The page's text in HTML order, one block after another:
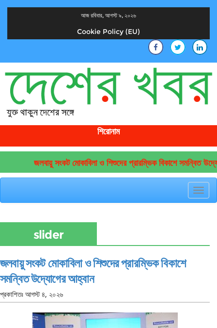
আজ রবিবার, আগস্ট ৯, ২০২৬
Cookie Policy (EU)
শিরোনাম
জলবায়ু সংকট মোকাবিলা ও শিশুদের প্রারম্ভিক বিকাশে সমন্বিত
slider
জলবায়ু সংকট মোকাবিলা ও শিশুদের প্রারম্ভিক বিকাশে
সমন্বিত উদ্যোগের আহ্বান
প্রকাশিতঃ আগস্ট ৪, ২০২৬